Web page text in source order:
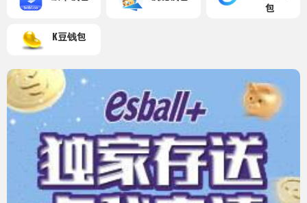
包
K豆钱包